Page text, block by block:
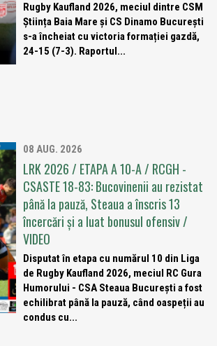
Rugby Kaufland 2026, meciul dintre CSM
Știința Baia Mare și CS Dinamo București
s-a încheiat cu victoria formației gazdă,
24-15 (7-3). Raportul...
08 AUG. 2026
LRK 2026 / ETAPA A 10-A / RCGH -
CSASTE 18-83: Bucovinenii au rezistat
până la pauză, Steaua a înscris 13
încercări și a luat bonusul ofensiv /
VIDEO
Disputat în etapa cu numărul 10 din Liga
de Rugby Kaufland 2026, meciul RC Gura
Humorului - CSA Steaua București a fost
echilibrat până la pauză, când oaspeții au
condus cu...